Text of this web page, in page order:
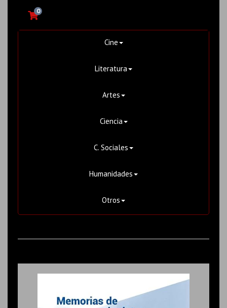
0
Cine
Literatura
Artes
Ciencia
C. Sociales
Humanidades
Otros